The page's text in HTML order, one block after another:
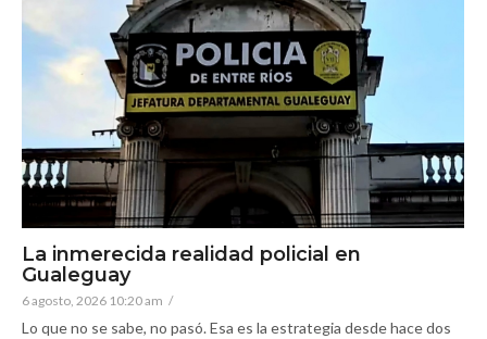
La inmerecida realidad policial en
Gualeguay
6 agosto, 2026 10:20 am /
Lo que no se sabe, no pasó. Esa es la estrategia desde hace dos